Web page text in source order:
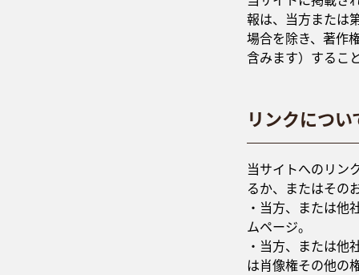
報は、当方または
場合を除き、著作
含みます）するこ
リンクについ
当サイトへのリン
るか、またはその
・当方、または他
ムページ。
・当方、または他
は肖像権その他の